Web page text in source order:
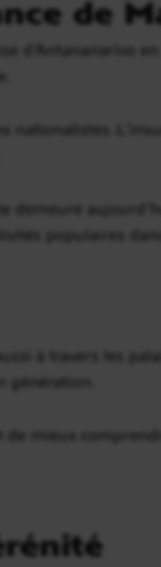
de
d’Antananarivo
nationalistes.
demeure
populaires
à travers les
mieux